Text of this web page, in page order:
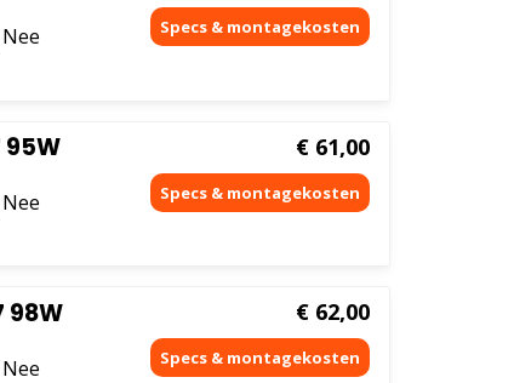
Nee
95W
Nee
€ 61,00
98W
Nee
€ 62,00